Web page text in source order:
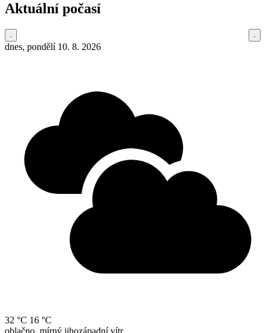
Aktuální počasí
dnes, pondělí 10. 8. 2026
32 °C 16 °C